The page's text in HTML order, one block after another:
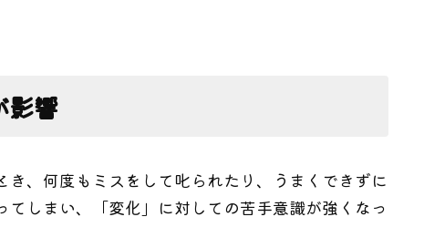
影響
、何度もミスをして叱られたり、うまくできずに
しまい、「変化」に対しての苦手意識が強くなっ